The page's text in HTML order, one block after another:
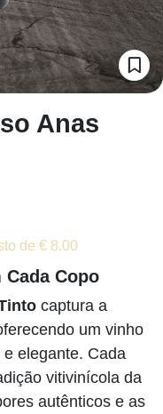
Anas
de € 8.00
Copo
captura a
um vinho
elegante. Cada
vitivinícola da
autênticos e as